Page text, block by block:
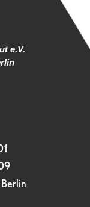
e.V.